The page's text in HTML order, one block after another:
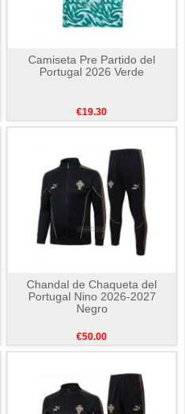
Camiseta Pre Partido del
Portugal 2026 Verde
€19.30
Chandal de Chaqueta del
Portugal Nino 2026-2027
Negro
€50.00